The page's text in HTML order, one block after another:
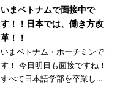
いまベトナムで面接中で
す！！日本では、働き方改
革！！
いまベトナム・ホーチミンで
す！ 今日明日も面接ですね！
すべて日本語学部を卒業し…